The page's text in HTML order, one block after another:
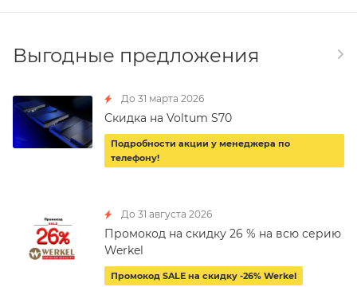
Выгодные предложения
До 31 марта 2026
Скидка на Voltum S70
Подробности акции у менеджера по
телефону!
До 31 августа 2026
Промокод на скидку 26 % на всю серию
Werkel
Промокод SALE на скидку -26% Werkel